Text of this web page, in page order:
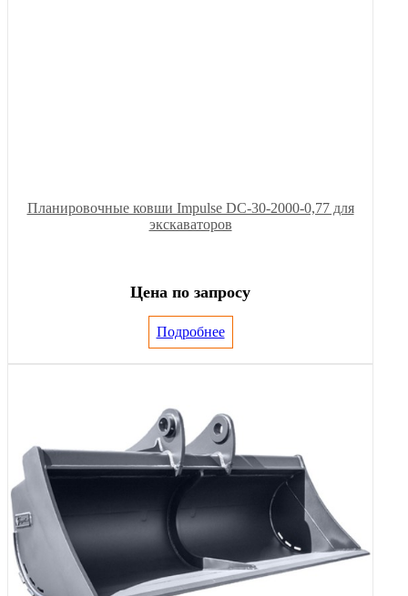
Планировочные ковши Impulse DC-30-2000-0,77 для
экскаваторов
Цена по запросу
Подробнее